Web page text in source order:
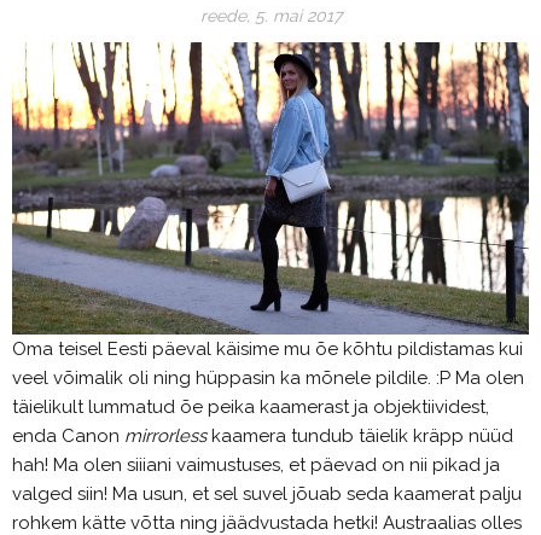
reede, 5. mai 2017
Oma teisel Eesti päeval käisime mu õe kõhtu pildistamas kui
veel võimalik oli ning hüppasin ka mõnele pildile. :P Ma olen
täielikult lummatud õe peika kaamerast ja objektiividest,
enda Canon mirrorlesskaamera tundub täielik kräpp nüüd
hah! Ma olen siiiani vaimustuses, et päevad on nii pikad ja
valged siin! Ma usun, et sel suvel jõuab seda kaamerat palju
rohkem kätte võtta ning jäädvustada hetki! Austraalias olles